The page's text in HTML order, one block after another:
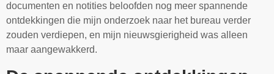
documenten en notities beloofden nog meer spannende
ontdekkingen die mijn onderzoek naar het bureau verder
zouden verdiepen, en mijn nieuwsgierigheid was alleen
maar aangewakkerd.